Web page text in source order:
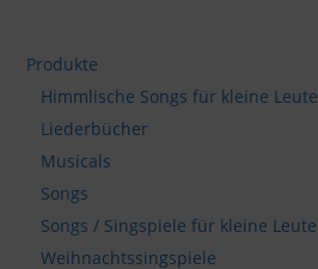
Produkte
Himmlische Songs für kleine Leute
Liederbücher
Musicals
Songs
Songs / Singspiele für kleine Leute
Weihnachtssingspiele